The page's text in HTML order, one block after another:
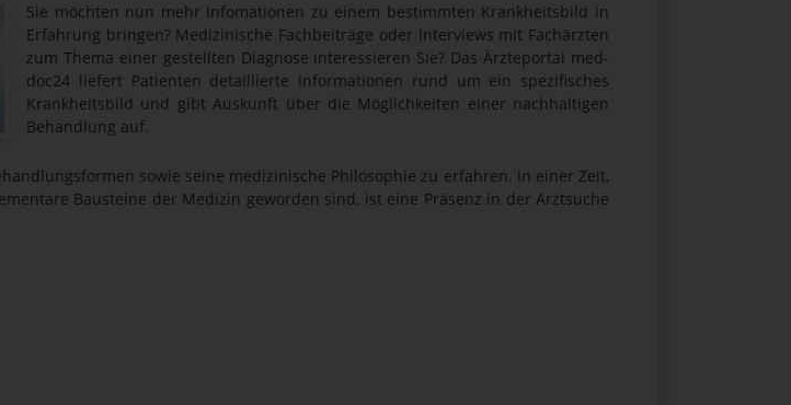
Sie möchten nun mehr Infomationen zu einem bestimmten Krankheitsbild in
Erfahrung bringen? Medizinische Fachbeiträge oder Interviews mit Fachärzten
zum Thema einer gestellten Diagnose interessieren Sie? Das Ärzteportal med-
doc24 liefert Patienten detaillierte Informationen rund um ein spezifisches
Krankheitsbild und gibt Auskunft über die Möglichkeiten einer nachhaltigen
Behandlung auf.
sowie seine medizinische Philosophie zu erfahren. In einer Zeit,
Bausteine der Medizin geworden sind, ist eine Präsenz in der Arztsuche